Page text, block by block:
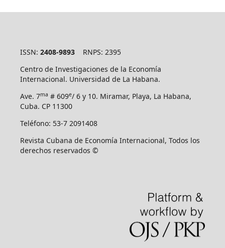
ISSN: 2408-9893RNPS: 2395
Centro de Investigaciones de la Economía
Internacional. Universidad de La Habana.
Ave. 7ma # 609e/ 6 y 10. Miramar, Playa, La Habana,
Cuba. CP 11300
Teléfono: 53-7 2091408
Revista Cubana de Economía Internacional, Todos los
derechos reservados ©